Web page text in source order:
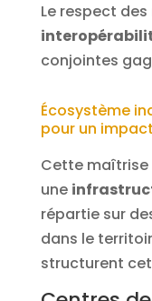
Le respect
conjointes
Écosystème
pour un
Cette maîtrise
une
répartie sur
dans le
structurent